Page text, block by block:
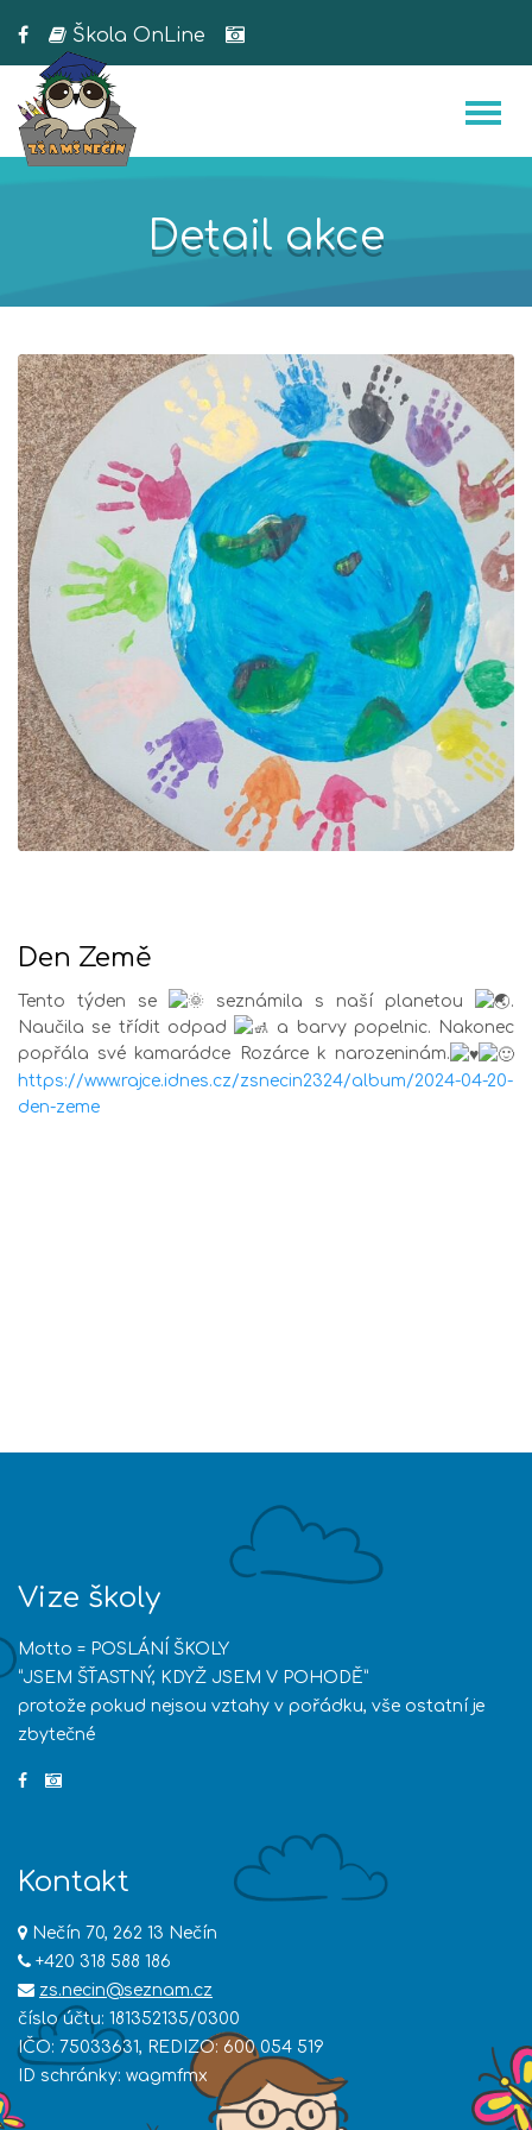
Škola OnLine
Detail akce
Den Země
Tento týden se seznámila s naší planetou
.
Naučila se třídit odpad
a barvy popelnic. Nakonec
popřála své kamarádce Rozárce k narozeninám.
https://www.rajce.idnes.cz/zsnecin2324/album/2024-04-20-
den-zeme
Vize školy
Motto = POSLÁNÍ ŠKOLY
“JSEM ŠŤASTNÝ, KDYŽ JSEM V POHODĚ”
protože pokud nejsou vztahy v pořádku, vše ostatní je
zbytečné
Kontakt
Nečín 70, 262 13 Nečín
+420 318 588 186
zs.necin@seznam.cz
číslo účtu: 181352135/0300
IČO: 75033631, REDIZO: 600 054 519
ID schránky: wagmfmx